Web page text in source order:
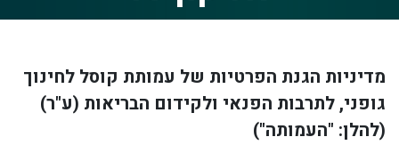
מדיניות הגנת הפרטיות של עמותת קוסל לחינוך
גופני, לתרבות הפנאי ולקידום הבריאות (ע"ר)
(להלן: "העמותה")